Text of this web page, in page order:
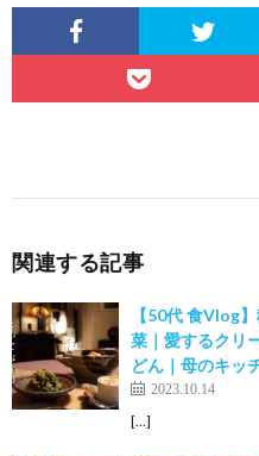
関連する記事
【50代 食Vlog
菜｜愛するクリ
どん｜母のキッ
2023.10.14
[…]